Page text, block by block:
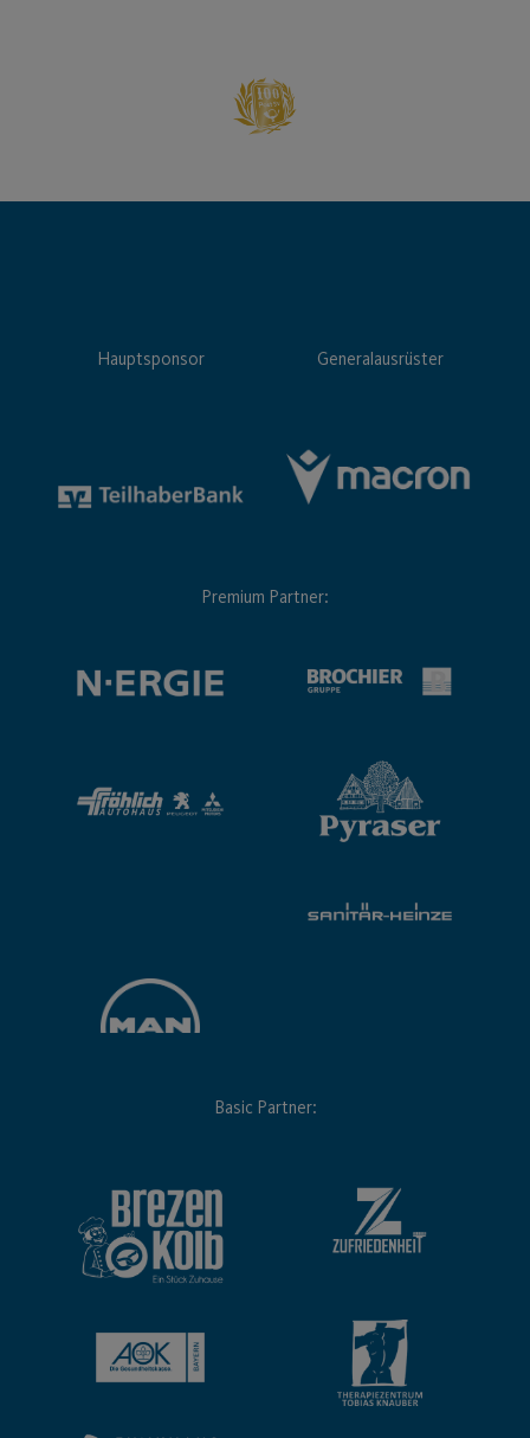
Hauptsponsor Generalausrüster
Premium Partner:
Basic Partner: